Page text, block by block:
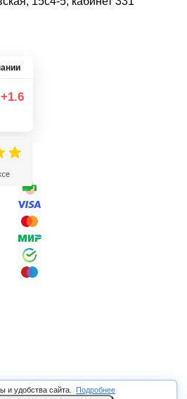
и удобства сайта. Подробнее
+1.6
Оптовая продажа кабеля